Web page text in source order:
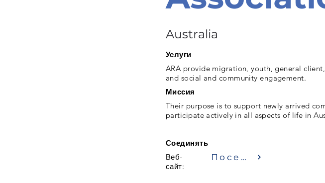
Australia
Услуги
ARA provide migration, youth, general
and social and community engagement.
Миссия
Their purpose is to support newly arrived
participate actively in all aspects of life in
Соединять
Веб-
сайт:
Посещение